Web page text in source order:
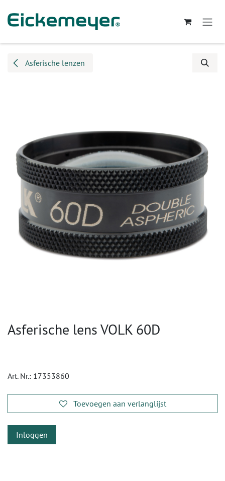
Asferische lenzen
Asferische lens VOLK 60D
Art. Nr.: 17353860
Toevoegen aan verlanglijst
Inloggen